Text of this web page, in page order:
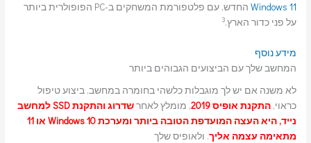
Windows 11
החדש, עם פלטפורמת המשחקים ב-PC הפופולרית ביותר
על פני כדור הארץ.3
מידע נוסף
המחשב שלך עם הביצועים הגבוהים ביותר
לא משנה אם יש לך מוגבלות כלשהי בחומרה במחשב, ביצוע טיפול
כראוי,התקנת אופיס 2019 , מומלץ לאחר
שדרוג והתקנת SSD למחשב
נייד, היא העצה המועדפת הטובה ביותר ומערכת Windows 10 או 11
מתאימה עצמה אליך. ולאופיס שלך